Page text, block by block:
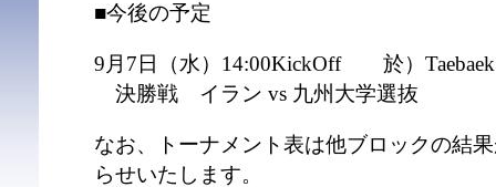
■今後の予定
9月7日（水）14:00KickOff 於）Taebaek
決勝戦 イラン vs 九州大学選抜
なお、トーナメント表は他ブロックの結
らせいたします。